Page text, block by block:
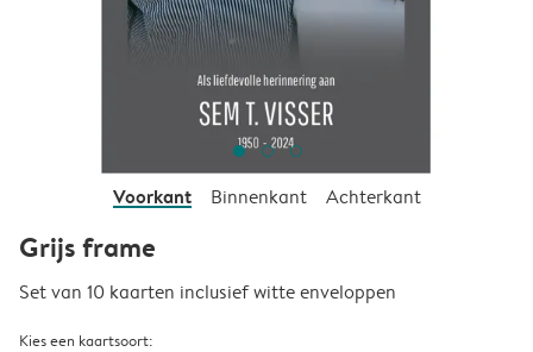
Voorkant Binnenkant Achterkant
Grijs frame
Set van 10 kaarten inclusief witte enveloppen
Kies een kaartsoort: